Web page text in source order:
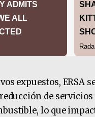
expuestos, ERSA
de
lo que